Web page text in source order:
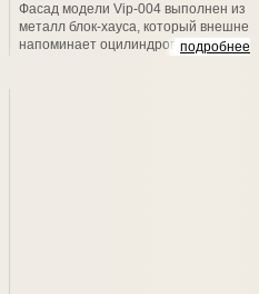
подробнее
Фасад модели Vip-004 выполнен из
металл блок-хауса, который внешне
напоминает оцилиндрованное